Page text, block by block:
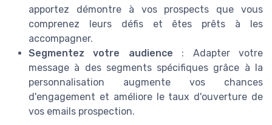
apportez démontre à vos prospects que vous
comprenez leurs défis et êtes prêts à les
accompagner.
Segmentez votre audience : Adapter votre
message à des segments spécifiques grâce à la
personnalisation augmente vos chances
d'engagement et améliore le taux d'ouverture de
vos emails prospection.